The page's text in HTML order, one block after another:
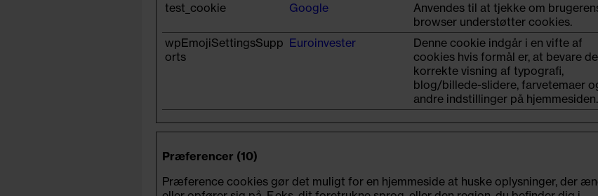
test_cookie
Google
Anvendes til at tjekke om
browser understøtter cookies.
wpEmojiSettingsSupp
orts
Euroinvester
Denne cookie indgår i en vifte af
cookies hvis formål er, at bevare
korrekte visning af typografi,
blog/billede-slidere, farvetemaer
andre indstillinger på hjemmesiden.
Præferencer (10)
Præference cookies gør det muligt for en hjemmeside at huske oplysninger, der